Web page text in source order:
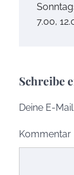
7.00,
Schreibe
Deine E-
Kommentar